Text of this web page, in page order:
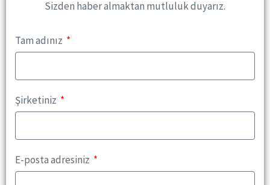
Sizden haber almaktan mutluluk duyarız.
Tam adınız
Şirketiniz
E-posta adresiniz